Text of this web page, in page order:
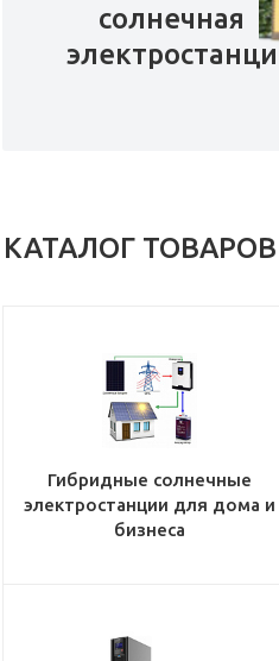
солнечная
электростанция
КАТАЛОГ ТОВАРОВ
Гибридные солнечные
электростанции для дома и
бизнеса